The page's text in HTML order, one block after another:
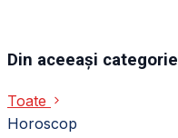
Din aceeași categorie
Toate
Horoscop